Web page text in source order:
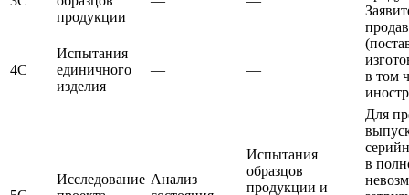
продукции
в том
4С
Испытания
единичного
изделия
— —
Исследование Анализ
Испытания
образцов
продукции и
Для
в